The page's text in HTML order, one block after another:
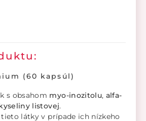
(60 kapsúl)
s obsahom myo-inozitolu, alfa-
listovej.
látky v prípade ich nízkeho